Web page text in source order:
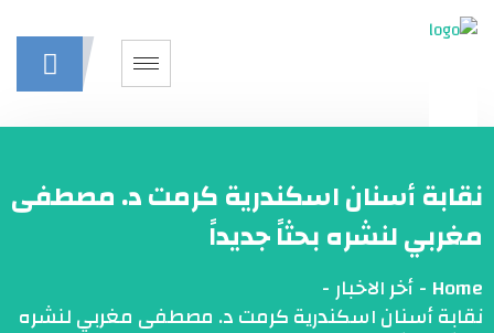
نقابة أسنان اسكندرية كرمت د. مصطفى
مغربي لنشره بحثاً جديداً
Home
-أخر الاخبار-
نقابة أسنان اسكندرية كرمت د. مصطفى مغربي لنشره